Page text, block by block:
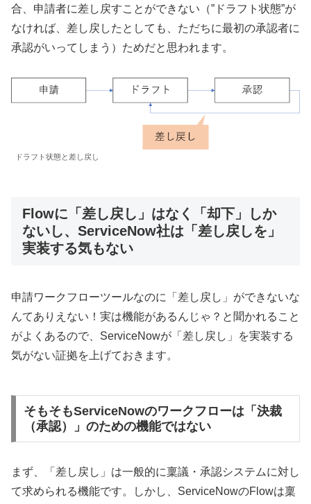
合、申請者に差し戻すことができない（”ドラフト状態”が
なければ、差し戻したとしても、ただちに最初の承認者に
承認がいってしまう）ためだと思われます。
ドラフト状態と差し戻し
Flowに「差し戻し」はなく「却下」しか
ないし、ServiceNow社は「差し戻しを」
実装する気もない
申請ワークフローツールなのに「差し戻し」ができないな
んてありえない！実は機能があるんじゃ？と聞かれること
がよくあるので、ServiceNowが「差し戻し」を実装する
気がない証拠を上げておきます。
そもそもServiceNowのワークフローは「決裁
（承認）」のための機能ではない
まず、「差し戻し」は一般的に稟議・承認システムに対し
て求められる機能です。しかし、ServiceNowのFlowは稟